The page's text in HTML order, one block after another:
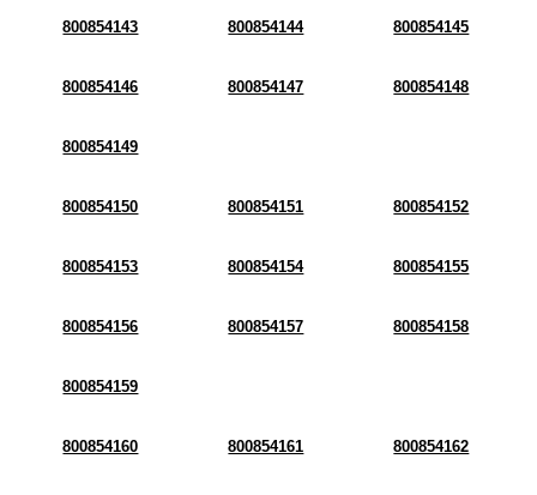
800854143 800854144 800854145
800854146 800854147 800854148
800854149
800854150 800854151 800854152
800854153 800854154 800854155
800854156 800854157 800854158
800854159
800854160 800854161 800854162